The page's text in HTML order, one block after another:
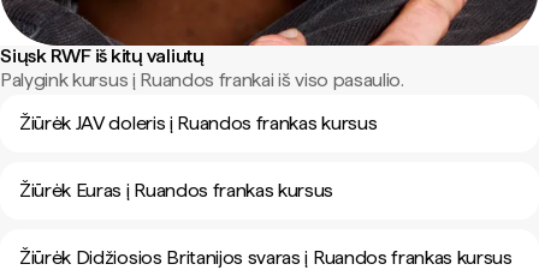
Siųsk RWF iš kitų valiutų
Palygink kursus į Ruandos frankai iš viso pasaulio.
Žiūrėk JAV doleris į Ruandos frankas kursus
Žiūrėk Euras į Ruandos frankas kursus
Žiūrėk Didžiosios Britanijos svaras į Ruandos frankas kursus